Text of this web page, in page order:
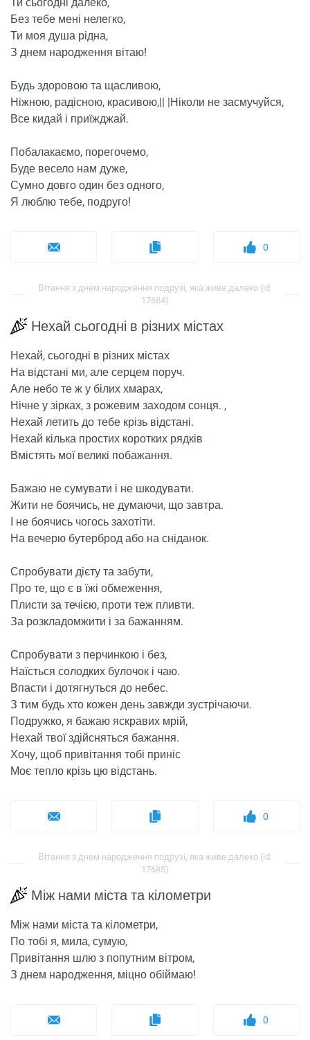
Без тебе мені нелегко,
Ти моя душа рідна,
З днем ​​народження вітаю!
Будь здоровою та щасливою,
Ніжною, радісною, красивою,|| |Ніколи не засмучуйся,
Все кидай і приїжджай.
Побалакаємо, порегочемо,
Буде весело нам дуже,
Сумно довго один без одного,
Я люблю тебе, подруго!
0
Вітання з днем ​​народження подрузі, яка живе далеко (id:
17684)
Нехай сьогодні в різних містах
Нехай, сьогодні в різних містах
На відстані ми, але серцем поруч.
Але небо те ж у білих хмарах,
Нічне у зірках, з рожевим заходом сонця. ,
Нехай летить до тебе крізь відстані.
Нехай кілька простих коротких рядків
Вмістять мої великі побажання.
Бажаю не сумувати і не шкодувати.
Жити не боячись, не думаючи, що завтра.
І не боячись чогось захотіти.
На вечерю бутерброд або на сніданок.
Спробувати дієту та забути,
Про те, що є в їжі обмеження,
Плисти за течією, проти теж пливти.
За розкладомжити і за бажанням.
Спробувати з перчинкою і без,
Наїсться солодких булочок і чаю.
Впасти і дотягнуться до небес.
З тим будь хто кожен день завжди зустрічаючи.
Подружко, я бажаю яскравих мрій,
Нехай твої здійсняться бажання.
Хочу, щоб привітання тобі приніс
Моє тепло крізь цю відстань.
0
Вітання з днем ​​народження подрузі, яка живе далеко (id:
17685)
Між нами міста та кілометри
Між нами міста та кілометри,
По тобі я, мила, сумую,
Привітання шлю з попутним вітром,
З днем ​​народження, міцно обіймаю!
0